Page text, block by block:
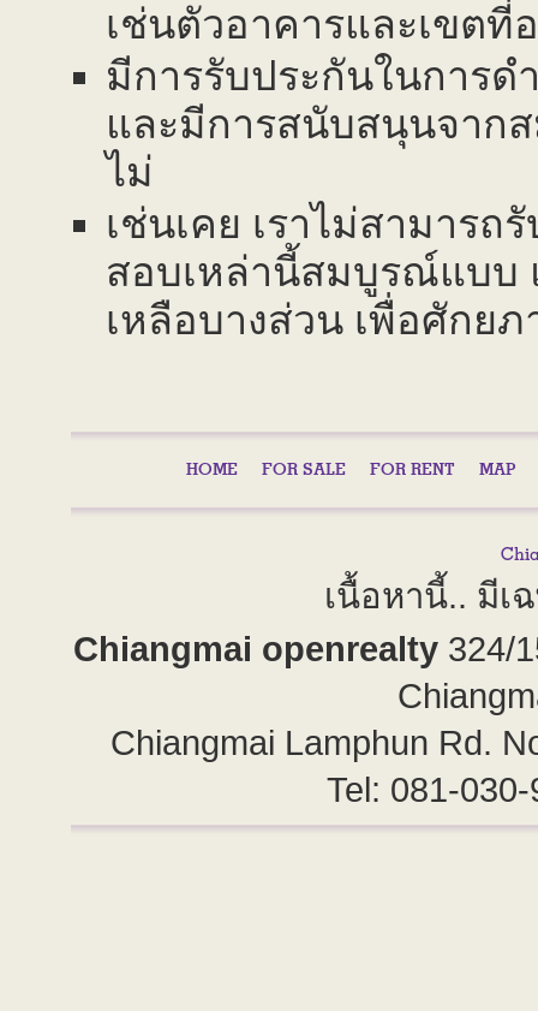
เช่นตัวอาคารและเขตที่
มีการรับประกันในการด
และมีการสนับสนุนจาก
ไม่
เช่นเคย เราไม่สามารถ
สอบเหล่านี้สมบูรณ์แบบ
เหลือบางส่วน เพื่อศักย
HOME FOR SALE FOR RENT MAP
เนื้อหานี้.. มีเ
Chiangmai openrealty324/
Chiangmai Lamphun Rd.
Tel: 081-